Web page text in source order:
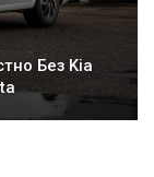
Без Kia